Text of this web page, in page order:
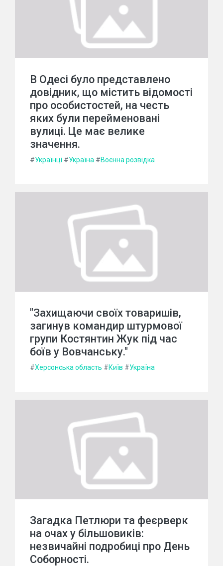
В Одесі було представлено
довідник, що містить відомості
про особистостей, на честь
яких були перейменовані
вулиці. Це має велике
значення.
#Українці #Україна #Воєнна розвідка
"Захищаючи своїх товаришів,
загинув командир штурмової
групи Костянтин Жук під час
боїв у Вовчанську."
#Херсонська область #Київ #Україна
Загадка Петлюри та феєрверк
на очах у більшовиків:
незвичайні подробиці про День
Соборності.